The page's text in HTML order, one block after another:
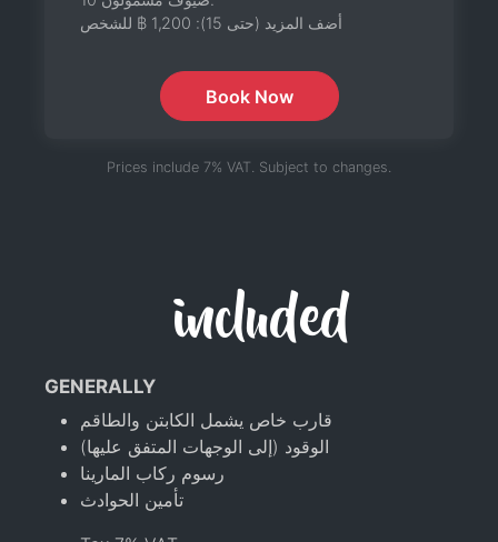
أضف المزيد (حتى 15):
1,200 ฿ للشخص
Book Now
Prices include 7% VAT. Subject to changes.
included
GENERALLY
قارب خاص يشمل الكابتن والطاقم
الوقود (إلى الوجهات المتفق عليها)
رسوم ركاب المارينا
تأمين الحوادث